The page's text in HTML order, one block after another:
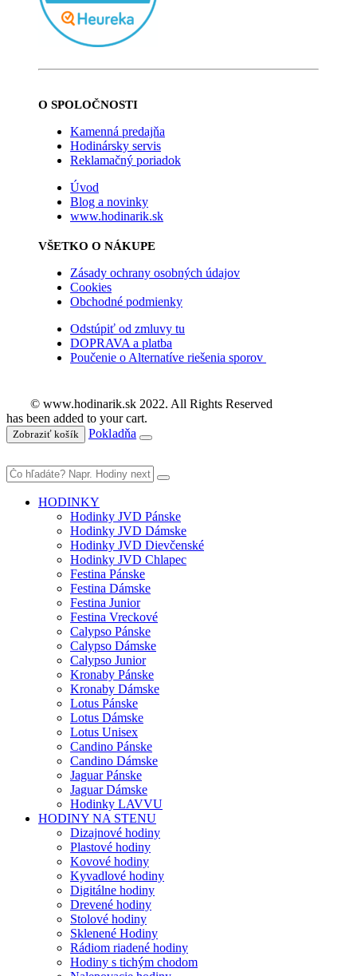
O SPOLOČNOSTI
Kamenná predajňa
Hodinársky servis
Reklamačný poriadok
Úvod
Blog a novinky
www.hodinarik.sk
VŠETKO O NÁKUPE
Zásady ochrany osobných údajov
Cookies
Obchodné podmienky
Odstúpiť od zmluvy tu
DOPRAVA a platba
Poučenie o Alternatíve riešenia sporov
© www.hodinarik.sk 2022. All Rights Reserved
has been added to your cart.
Zobraziť košík Pokladňa
HODINKY
Hodinky JVD Pánske
Hodinky JVD Dámske
Hodinky JVD Dievčenské
Hodinky JVD Chlapec
Festina Pánske
Festina Dámske
Festina Junior
Festina Vreckové
Calypso Pánske
Calypso Dámske
Calypso Junior
Kronaby Pánske
Kronaby Dámske
Lotus Pánske
Lotus Dámske
Lotus Unisex
Candino Pánske
Candino Dámske
Jaguar Pánske
Jaguar Dámske
Hodinky LAVVU
HODINY NA STENU
Dizajnové hodiny
Plastové hodiny
Kovové hodiny
Kyvadlové hodiny
Digitálne hodiny
Drevené hodiny
Stolové hodiny
Sklenené Hodiny
Rádiom riadené hodiny
Hodiny s tichým chodom